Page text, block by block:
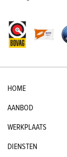
HOME
AANBOD
WERKPLAATS
DIENSTEN